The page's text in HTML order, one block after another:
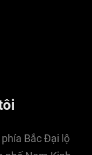
Bắc Đại lộ